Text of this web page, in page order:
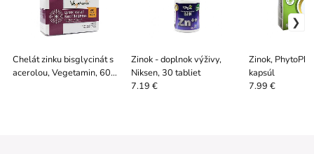
Chelát zinku bisglycinát s
acerolou, Vegetamin, 60
Zinok - doplnok výživy,
Niksen, 30 tabliet
7.19 €
Zinok,
kapsúl
7.99 €